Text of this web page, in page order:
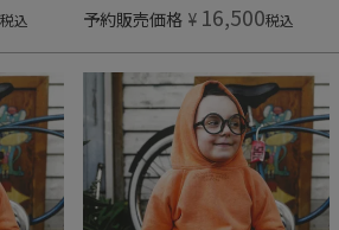
税込 予約販売価格 ¥ 16,500税込